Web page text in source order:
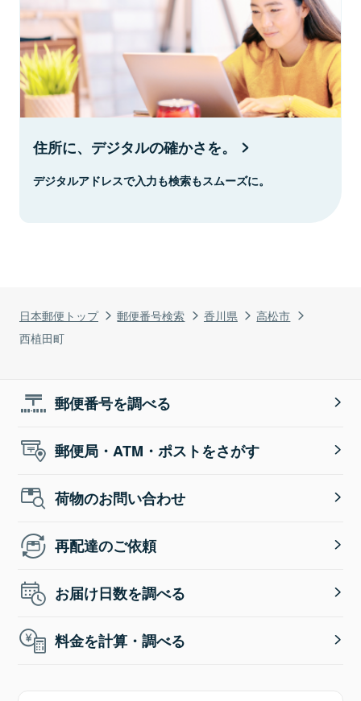
日本郵便トップ 郵便番号検索 香川県
高松市
西植田町
住所に、デジタルの確かさを。
デジタルアドレスで入力も検索もスムーズに。
郵便番号を調べる
郵便局・ATM・ポストをさがす
荷物のお問い合わせ
再配達のご依頼
お届け日数を調べる
料金を計算・調べる